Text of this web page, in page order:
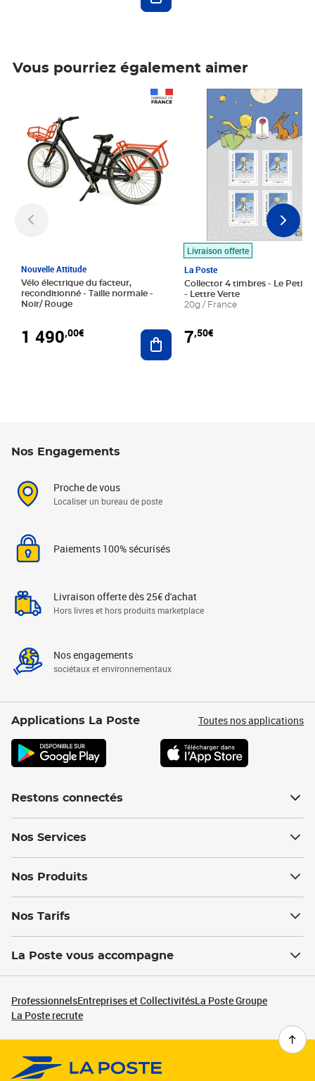
Vous pourriez également aimer
Nouvelle Attitude
Vélo électrique du facteur,
reconditionné - Taille normale -
Noir/ Rouge
1 490,00€ Ajouter au panier
Livraison offerte
La Poste
Collector 4 timbres - Le Petit
- Lettre Verte
20g / France
7,50€
Prix 7,50€
Nos Engagements
Proche de vous
Localiser un bureau de poste
Paiements 100% sécurisés
Livraison offerte dès 25€ d'achat
Hors livres et hors produits marketplace
Nos engagements
sociétaux et environnementaux
Applications La Poste Toutes nos applications
Restons connectés
Nos Services
Nos Produits
Nos Tarifs
La Poste vous accompagne
ProfessionnelsEntreprises et CollectivitésLa Poste Groupe
La Poste recrute